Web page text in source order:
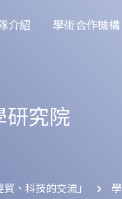
介紹 學術合作機構
研究院
、科技的交流」